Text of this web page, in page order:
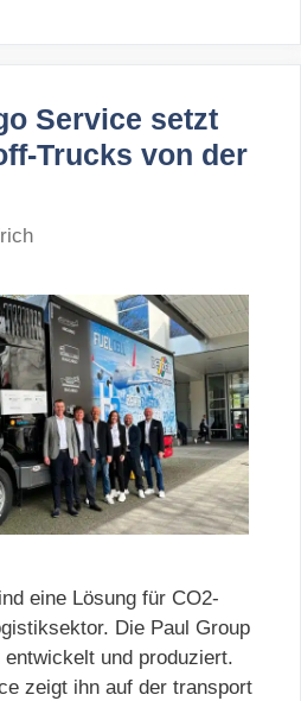
Service setzt
Trucks von der
eine Lösung für CO2-
Die Paul Group
und produziert.
zeigt ihn auf der transport